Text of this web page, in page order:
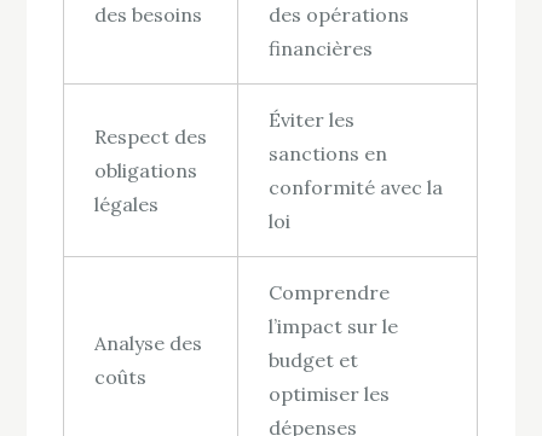
des besoins
des opérations
financières
Respect des
obligations
légales
Éviter les
sanctions en
conformité avec la
loi
Analyse des
coûts
Comprendre
l’impact sur le
budget et
optimiser les
dépenses